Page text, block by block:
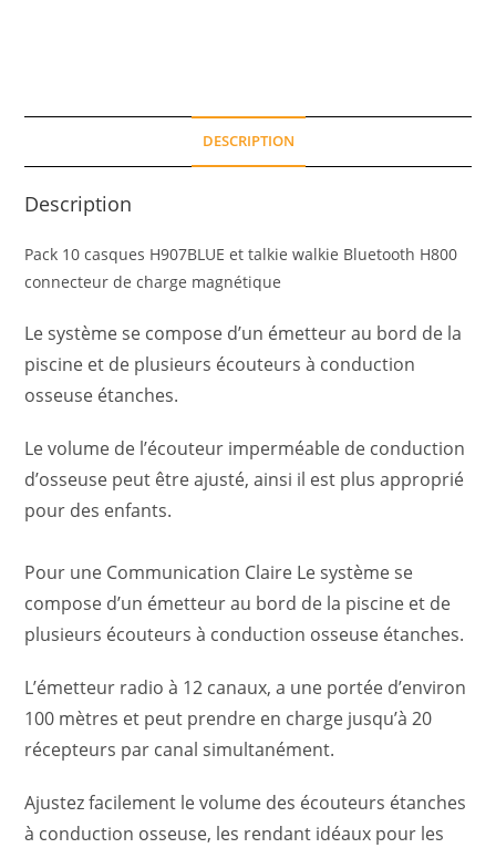
DESCRIPTION
Description
Pack 10 casques H907BLUE et talkie walkie Bluetooth H800
connecteur de charge magnétique
Le système se compose d’un émetteur au bord de la
piscine et de plusieurs écouteurs à conduction
osseuse étanches.
Le volume de l’écouteur imperméable de conduction
d’osseuse peut être ajusté, ainsi il est plus approprié
pour des enfants.
Pour une Communication Claire Le système se
compose d’un émetteur au bord de la piscine et de
plusieurs écouteurs à conduction osseuse étanches.
L’émetteur radio à 12 canaux, a une portée d’environ
100 mètres et peut prendre en charge jusqu’à 20
récepteurs par canal simultanément.
Ajustez facilement le volume des écouteurs étanches
à conduction osseuse, les rendant idéaux pour les